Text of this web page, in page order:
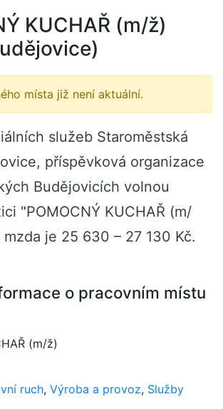
KUCHAŘ (m/ž)
místa již není aktuální.
služeb Staroměstská
příspěvková organizace
Budějovicích volnou
"POMOCNÝ KUCHAŘ (m/
je 25 630 – 27 130 Kč.
o pracovním místu
(m/ž)
ruch, Výroba a provoz, Služby